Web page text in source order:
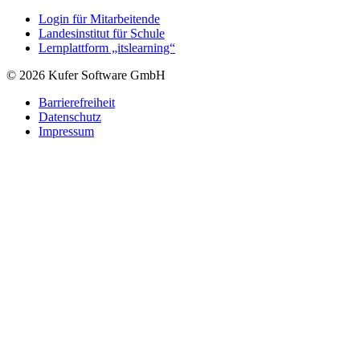
Login für Mitarbeitende
Landesinstitut für Schule
Lernplattform „itslearning“
© 2026 Kufer Software GmbH
Barrierefreiheit
Datenschutz
Impressum